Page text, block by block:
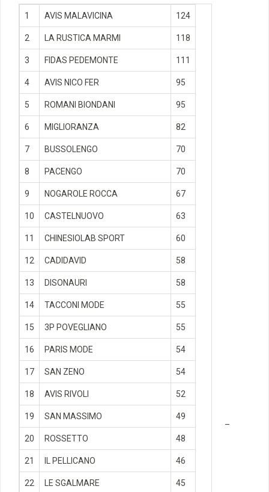
1 AVIS MALAVICINA 124
2 LA RUSTICA MARMI 118
3 FIDAS PEDEMONTE 111
4 AVIS NICO FER 95
5 ROMANI BIONDANI 95
6 MIGLIORANZA 82
7 BUSSOLENGO 70
8 PACENGO 70
9 NOGAROLE ROCCA 67
10 CASTELNUOVO 63
11 CHINESIOLAB SPORT 60
12 CADIDAVID 58
13 DISONAURI 58
14 TACCONI MODE 55
15 3P POVEGLIANO 55
16 PARIS MODE 54
17 SAN ZENO 54
18 AVIS RIVOLI 52
19 SAN MASSIMO 49
20 ROSSETTO 48
21 IL PELLICANO 46
22 LE SGALMARE 45
–